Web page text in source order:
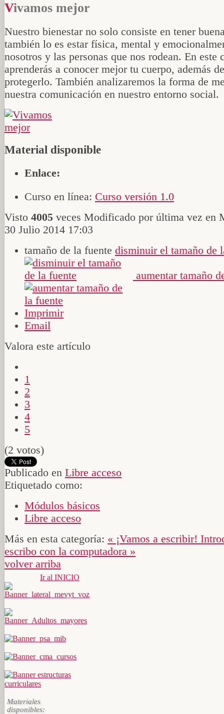
Vivamos mejor
Nuestro bienestar no solo consiste en tener
también lo es estar física, mental y
nosotros y las personas que nos rodean. En este
aprenderás a conocer mejor tu cuerpo, además
protegerlo. También analizaremos la forma de
nuestra comunicación en nuestro entorno social.
Material disponible
Enlace:
Curso en línea: Curso versión 1.0
Visto 4005 veces Modificado por última vez en
30 Julio 2014 17:03
tamaño de la fuente disminuir el tamaño de
aumentar tamaño
Imprimir
Email
Valora este artículo
1
2
3
4
5
(2 votos)
Publicado en Libre acceso
Etiquetado como:
Módulos básicos
Libre acceso
Más en esta categoría: « ¡Vamos a escribir!
escribo con la computadora »
volver arriba
Ir al INICIO
Materiales
disponibles: